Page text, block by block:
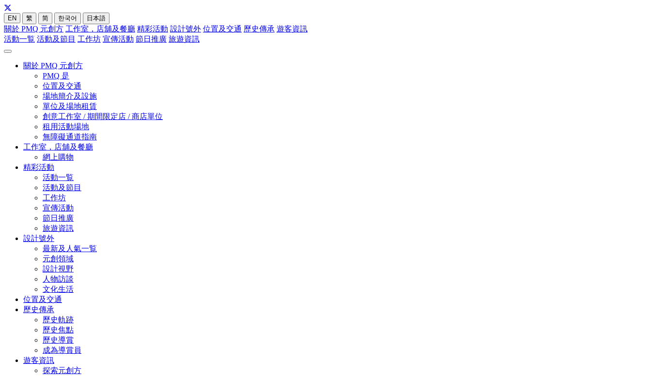
EN 繁 简 한국어 日本語
關於 PMQ 元創方 工作室，店舖及餐廳 精彩活動 設計號外 位置及交通 歷史傳承 遊客資訊
活動一覧 活動及節目 工作坊 宣傳活動 節日推廣 旅遊資訊
關於 PMQ 元創方
PMQ 是
位置及交通
場地簡介及設施
單位及場地租賃
創意工作室 / 期間限定店 / 商店單位
租用活動場地
無障礙通道指南
工作室，店舖及餐廳
網上購物
精彩活動
活動一覧
活動及節目
工作坊
宣傳活動
節日推廣
旅遊資訊
設計號外
最新及人氣一覧
元創領域
設計視野
人物訪談
文化生活
位置及交通
歷史傳承
歷史軌跡
歷史焦點
歷史導賞
成為導賞員
遊客資訊
探索元創方